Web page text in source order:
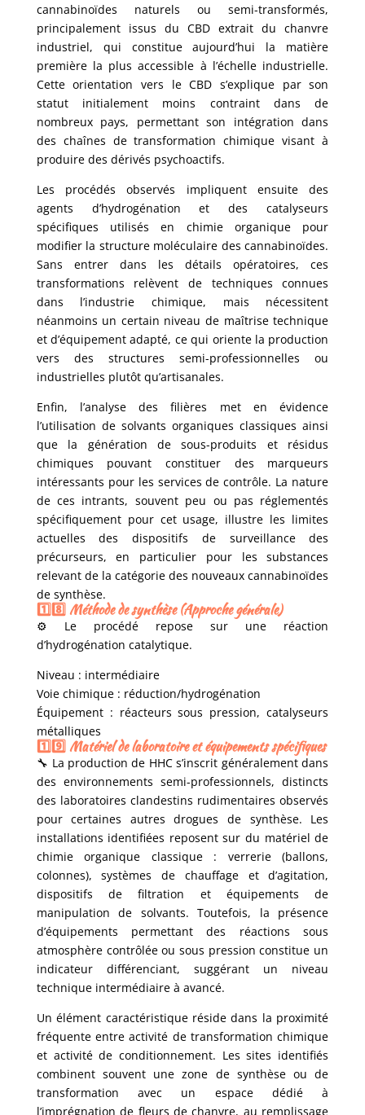
cannabinoïdes naturels ou semi-transformés,
principalement issus du CBD extrait du chanvre
industriel, qui constitue aujourd’hui la matière
première la plus accessible à l’échelle industrielle.
Cette orientation vers le CBD s’explique par son
statut initialement moins contraint dans de
nombreux pays, permettant son intégration dans
des chaînes de transformation chimique visant à
produire des dérivés psychoactifs.
Les procédés observés impliquent ensuite des
agents d’hydrogénation et des catalyseurs
spécifiques utilisés en chimie organique pour
modifier la structure moléculaire des cannabinoïdes.
Sans entrer dans les détails opératoires, ces
transformations relèvent de techniques connues
dans l’industrie chimique, mais nécessitent
néanmoins un certain niveau de maîtrise technique
et d’équipement adapté, ce qui oriente la production
vers des structures semi-professionnelles ou
industrielles plutôt qu’artisanales.
Enfin, l’analyse des filières met en évidence
l’utilisation de solvants organiques classiques ainsi
que la génération de sous-produits et résidus
chimiques pouvant constituer des marqueurs
intéressants pour les services de contrôle. La nature
de ces intrants, souvent peu ou pas réglementés
spécifiquement pour cet usage, illustre les limites
actuelles des dispositifs de surveillance des
précurseurs, en particulier pour les substances
relevant de la catégorie des nouveaux cannabinoïdes
de synthèse.
1️⃣8️⃣ Méthode de synthèse (Approche générale)
⚙️ Le procédé repose sur une réaction
d’hydrogénation catalytique.
Niveau : intermédiaire
Voie chimique : réduction/hydrogénation
Équipement : réacteurs sous pression, catalyseurs
métalliques
1️⃣9️⃣ Matériel de laboratoire et équipements spécifiques
🔧 La production de HHC s’inscrit généralement dans
des environnements semi-professionnels, distincts
des laboratoires clandestins rudimentaires observés
pour certaines autres drogues de synthèse. Les
installations identifiées reposent sur du matériel de
chimie organique classique : verrerie (ballons,
colonnes), systèmes de chauffage et d’agitation,
dispositifs de filtration et équipements de
manipulation de solvants. Toutefois, la présence
d’équipements permettant des réactions sous
atmosphère contrôlée ou sous pression constitue un
indicateur différenciant, suggérant un niveau
technique intermédiaire à avancé.
Un élément caractéristique réside dans la proximité
fréquente entre activité de transformation chimique
et activité de conditionnement. Les sites identifiés
combinent souvent une zone de synthèse ou de
transformation avec un espace dédié à
l’imprégnation de fleurs de chanvre, au remplissage